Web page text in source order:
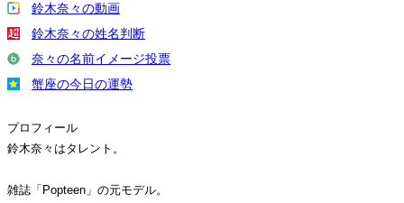
鈴木奈々の動画
鈴木奈々の姓名判断
奈々の名前イメージ投票
蟹座の今日の運勢
プロフィール
鈴木奈々はタレント。
雑誌「Popteen」の元モデル。